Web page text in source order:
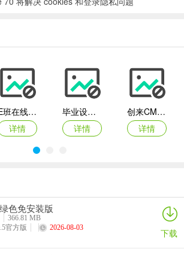
码
E班在线同学录
详情
毕业设计选题系统
详情
创来CMS学校网站系统 V1.1
详情
Totres 实验教学管理系统
详情
校无忧录取查询系统
梅林中学校园网
色免安装版
366.81 MB
官方版
2026-08-03 下载